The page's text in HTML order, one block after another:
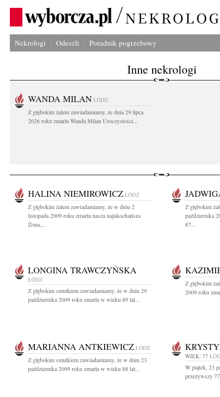
Nekrologi Odeszli Poradnik pogrzebowy
Inne nekrologi
WANDA MILAN ŁÓDŹ
Z głębokim żalem zawiadamiamy, że dnia 29 lipca
2026 roku zmarła Wanda Milan Uroczystości...
HALINA NIEMIROWICZ ŁÓDŹ
Z głębokim żalem zawiadamiamy, że w dniu 2
listopada 2009 roku zmarła nasza najukochańsza
Żona,...
Z głębokim
października
87...
LONGINA TRAWCZYŃSKA
ŁÓDŹ
Z głębokim smutkiem zawiadamiamy, że w dniu 29
października 2009 roku zmarła w wieku 89 lat...
Z głębokim
2009 roku
MARIANNA ANTKIEWICZ ŁÓDŹ
Z głębokim smutkiem zawiadamiamy, że w dniu 23
października 2009 roku zmarła w wieku 88 lat...
WIEK: 77
W piątek, 23
przeżywszy